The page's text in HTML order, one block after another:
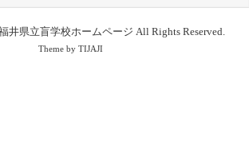
井県立盲学校ホームページ All Rights Reserved.
Theme by TIJAJI